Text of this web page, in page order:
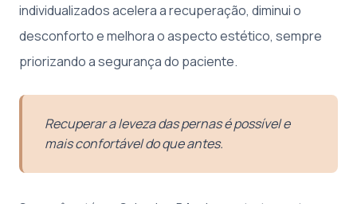
individualizados acelera a recuperação, diminui o
desconforto e melhora o aspecto estético, sempre
priorizando a segurança do paciente.
Recuperar a leveza das pernas é possível e
mais confortável do que antes.